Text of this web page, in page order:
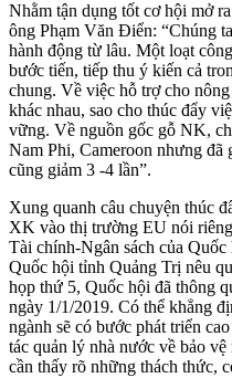
Nhằm tận dụng tốt cơ hội mở
ông Phạm Văn Điển: “Chúng
hành động từ lâu. Một loạt
bước tiến, tiếp thu ý kiến cả
chung. Về việc hỗ trợ cho
khác nhau, sao cho thúc đẩy
vững. Về nguồn gốc gỗ NK,
Nam Phi, Cameroon nhưng
cũng giảm 3 -4 lần”.
Xung quanh câu chuyện thúc
XK vào thị trường EU nói
Tài chính-Ngân sách của
Quốc hội tỉnh Quảng Trị nêu
họp thứ 5, Quốc hội đã thông
ngày 1/1/2019. Có thể khẳng
ngành sẽ có bước phát triển
tác quản lý nhà nước về bảo
cần thấy rõ những thách thức,